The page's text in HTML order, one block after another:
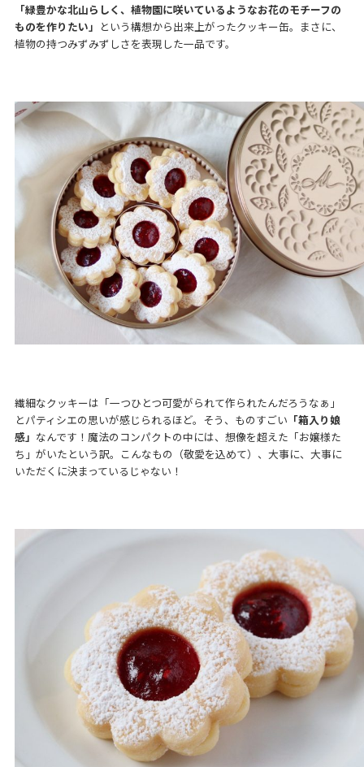
「緑豊かな北山らしく、植物園に咲いているようなお花のモチーフの
ものを作りたい」 という構想から出来上がったクッキー缶。まさに、
植物の持つみずみずしさを表現した一品です。
繊細なクッキーは「一つひとつ可愛がられて作られたんだろうなぁ」
とパティシエの思いが感じられるほど。そう、ものすごい 「箱入り娘
感」 なんです！魔法のコンパクトの中には、想像を超えた「お嬢様た
ち」がいたという訳。こんなもの（敬愛を込めて）、大事に、大事に
いただくに決まっているじゃない！